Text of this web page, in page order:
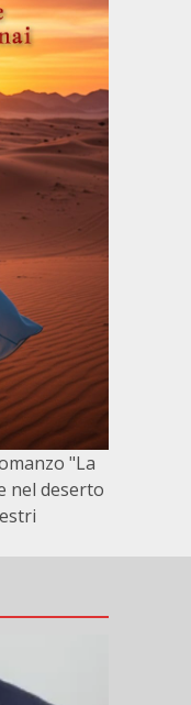
"La
nel deserto